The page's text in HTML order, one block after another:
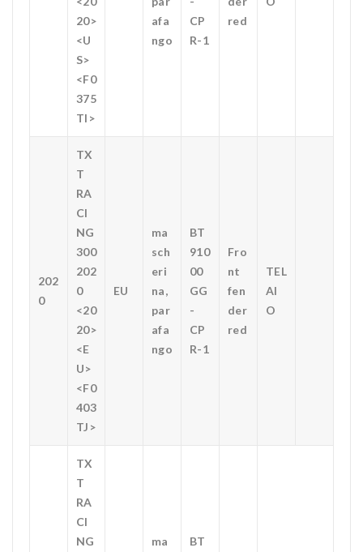
20>
<U
S>
<F0
375
TI>
afa
ngo
CP
R-1
red
202
0
TX
T
RA
CI
NG
300
202
0
<20
20>
<E
U>
<F0
403
TJ>
EU
ma
sch
eri
na,
par
afa
ngo
BT
910
00
GG
-
CP
R-1
Fro
nt
fen
der
red
TEL
AI
O
TX
T
RA
CI
NG
ma
BT